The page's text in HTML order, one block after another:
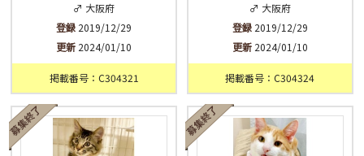
♂ 大阪府
登録 2019/12/29
更新 2024/01/10
掲載番号：C304321
♂ 大阪府
登録2019/12/29
更新2024/01/10
掲載番号：C304324